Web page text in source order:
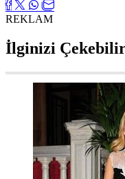
REKLAM
İlginizi